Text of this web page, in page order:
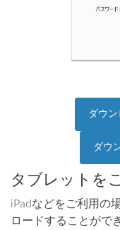
ダウ
ダウ
タブレットを
iPadなどをご利用の
ロードすることがで